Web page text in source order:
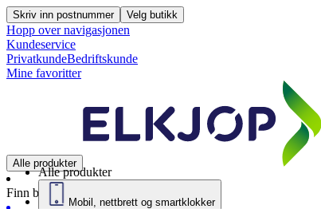
Skriv inn postnummer Velg butikk
Hopp over navigasjonen
Kundeservice
PrivatkundeBedriftskunde
Mine favoritter
Alle produkter
Finn butikk
Alle produkter
Mobil, nettbrett og smartklokker